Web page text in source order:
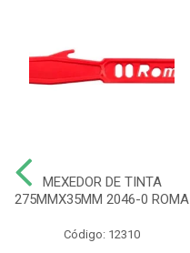
MEXEDOR DE TINTA
275MMX35MM 2046-0 ROMA
Código: 12310